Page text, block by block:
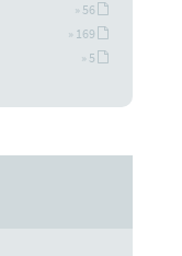
» 56
» 169
» 5